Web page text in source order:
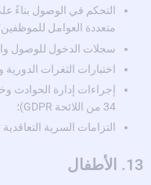
التحكم في الوصول بناءً
متعددة العوامل
سجلات الدخول للوصول
اختبارات الثغرات الدورية
34 من اللائحة GDPR)؛
التزامات السرية
13. الأطفال